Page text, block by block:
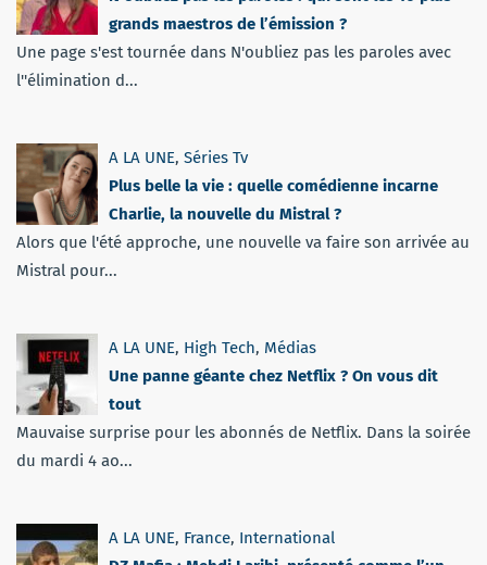
grands maestros de l’émission ?
Une page s'est tournée dans N'oubliez pas les paroles avec
l''élimination d...
A LA UNE, Séries Tv
Plus belle la vie : quelle comédienne incarne
Charlie, la nouvelle du Mistral ?
Alors que l'été approche, une nouvelle va faire son arrivée au
Mistral pour...
A LA UNE, High Tech, Médias
Une panne géante chez Netflix ? On vous dit
tout
Mauvaise surprise pour les abonnés de Netflix. Dans la soirée
du mardi 4 ao...
A LA UNE, France, International